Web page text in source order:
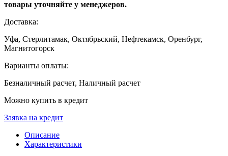
товары уточняйте у менеджеров.
Доставка:
Уфа, Стерлитамак, Октябрьский, Нефтекамск, Оренбург,
Магнитогорск
Варианты оплаты:
Безналичный расчет, Наличный расчет
Можно купить в кредит
Заявка на кредит
Описание
Характеристики